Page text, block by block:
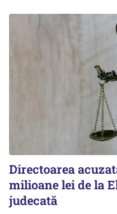
Directoarea
milioane lei de la
judecată